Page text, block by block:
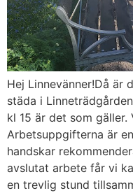
Hej Linnevänner!Då är
städa i
kl 15 är det som
Arbetsuppgifterna är
handskar
avslutat arbete får vi
en trevlig stund